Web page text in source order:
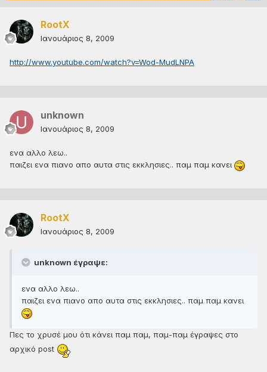
RootX
Ιανουάριος 8, 2009
http://www.youtube.com/watch?v=Wod-MudLNPA
unknown
Ιανουάριος 8, 2009
ενα αλλο λεω..
παιζει ενα πιανο απο αυτα στις εκκλησιες.. παμ παμ κανει
RootX
Ιανουάριος 8, 2009
unknown έγραψε:
ενα αλλο λεω..
παιζει ενα πιανο απο αυτα στις εκκλησιες.. παμ παμ κανει
Πες το χρυσέ μου ότι κάνει παμ παμ, παμ-παμ έγραψες στο
αρχικό post